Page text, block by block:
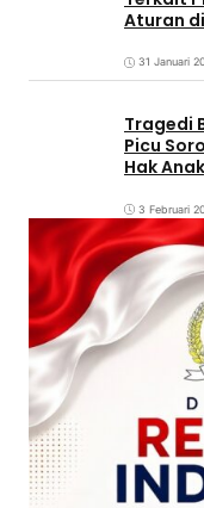
Aturan
31 Januari
Tragedi
Picu
Hak
3 Februari